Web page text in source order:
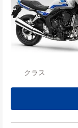
クラス